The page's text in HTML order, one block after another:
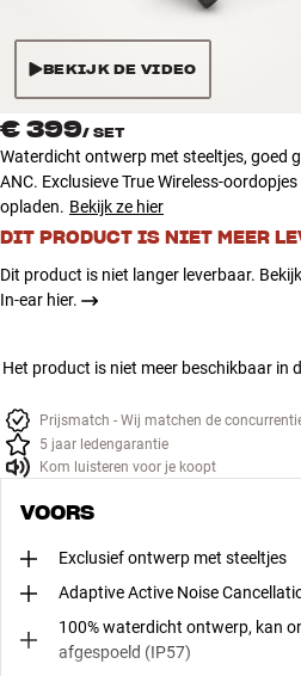
Winkels
Klantenservice
Bouw met geluid
BEKIJK DE VIDEO
€ 399/ SET
Waterdicht ontwerp met steeltjes, goed
ANC. Exclusieve True Wireless-
opladen. Bekijk ze hier
DIT PRODUCT IS NIET MEER
Dit product is niet langer leverbaar.
In-ear hier.
Het product is niet meer beschikbaar in
Prijsmatch - Wij matchen de
5 jaar ledengarantie
Kom luisteren voor je koopt
VOORS
Exclusief ontwerp met steeltjes
Adaptive Active Noise
100% waterdicht ontwerp, kan
afgespoeld (IP57)